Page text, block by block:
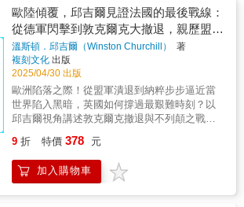
虛實混合戰，揭示「秒級決策」與「認知滲
透」如何重塑軍事思維。當平民成為神經節
點、當資訊成為主戰場，這是一場你我無法置
身事外的全面戰爭。
特戰役、義軍潰敗、伊拉克與敘利亞政局等重
要事件，並持續觀察德軍閃電戰與潛艦作戰的
演變。邱吉爾筆下的戰爭不僅僅是軍事地圖上
的移動，更是理念、信念與國際信任的拉鋸
戰，讀者可透過他獨特的敘事語調，體會一位
國家領袖如何在混亂中保持判斷與定力。【歷
史上的關鍵戰役】本書收錄了多場影響深遠的
戰役與行動，包括克里特島失守、「俾斯麥
戰事、伊拉克政變、戰斧行動與北非防線的拉
鋸。這些事件不僅是戰爭地圖上的據點轉移，
更是各國心理戰的交叉點。邱吉爾筆下的戰事
描述，既富現場感也深入戰略層面，讓讀者不
僅看到戰況，更理解背後的選擇與代價。【從
冊。不同於市面上的分冊方式，本書在保留原
書核心內容的同時，進行精簡與重組，使讀者
能夠更清晰地理解二戰初期的關鍵事件與決策
過程。【單獨作戰的壓力與挑戰】本書涵蓋了
從1940年末到1941年中的重大事件，闡述了邱
吉爾身為首相如何在最孤立的時刻調度英國的
戰略資源，迎擊納粹德國的多方壓力。在戰事
全面升溫的背景下，英國在空襲重壓下展開民
防、強化防空科技，並且透過外交與軍事策略
逐步鞏固其在中東、地中海與北非等地的影響
戰時領袖在危機中所需的決斷與膽識。【英美
合作的起點與博弈】本書特別記錄了英國與美
國之間在軍援與基地協議上的談判過程，包括
歐陸傾覆，邱吉爾見證法國的最後戰線：
從德軍閃擊到敦克爾克大撤退，親歷盟軍
潰敗的至暗時刻
溫斯頓．邱吉爾（Winston Churchill）
著
複刻文化 出版
2025/04/30 出版
歐洲陷落之際！從盟軍潰退到納粹步步逼近當
世界陷入黑暗，英國如何撐過最艱難時刻？以
邱吉爾視角講述敦克爾克撤退與不列顛之戰的
本書為邱吉爾經典戰時回憶錄的精簡版，內容
來自《第二次世界大戰回憶錄──法國的淪陷》
與《第二次世界大戰回憶錄──單獨作戰》，經
9 折 特價 378 元
加入購物車